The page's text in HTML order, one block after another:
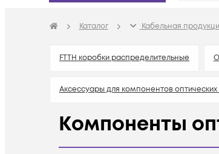
Каталог Кабельная
FTTH коробки распределительные
Аксессуары для компонентов оптических
Аттенюаторы оптические
Компоненты